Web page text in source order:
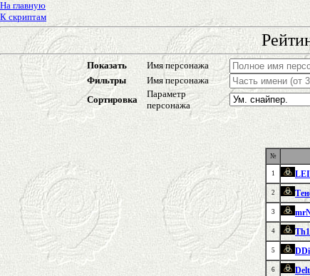
На главную
К скриптам
Показать Имя персонажа
Фильтры
Имя персонажа
Сортировка
Параметр
персонажа
№
1
2
3
4
5
6